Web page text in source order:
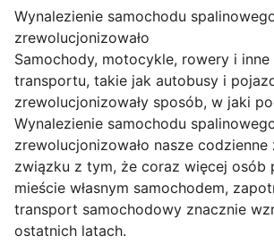
Wynalezienie samochodu
zrewolucjonizowało
Samochody, motocykle, rowery i inne
transportu, takie jak autobusy i
zrewolucjonizowały sposób, w jaki
Wynalezienie samochodu
zrewolucjonizowało nasze codzienne
związku z tym, że coraz więcej osób
mieście własnym samochodem,
transport samochodowy znacznie
ostatnich latach.